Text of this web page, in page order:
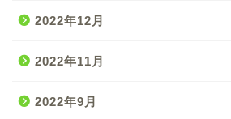
2022年12月
2022年11月
2022年9月